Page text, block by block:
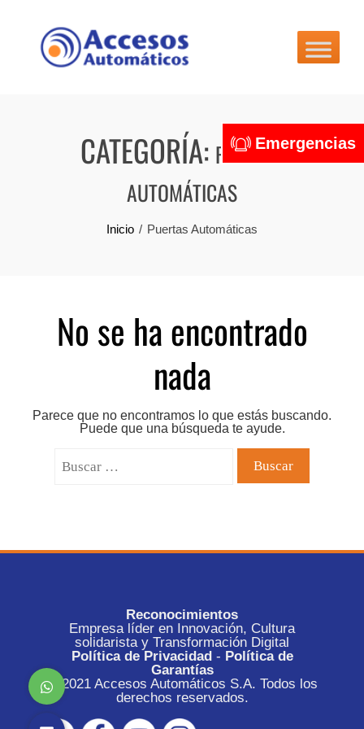
to
content
CATEGORÍA: PUERTAS
AUTOMÁTICAS
Inicio Puertas Automáticas
No se ha encontrado
nada
Parece que no encontramos lo que estás buscando.
Puede que una búsqueda te ayude.
Buscar:
Reconocimientos
Empresa líder en Innovación, Cultura
solidarista y Transformación Digital
Política de Privacidad- Política de
Garantías
© 2021 Accesos Automáticos S.A. Todos los
derechos reservados.
Emergencias